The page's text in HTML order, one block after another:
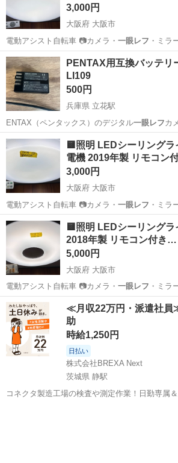
3,000円
大阪府 大阪市
電動アシスト自転車 📷カメラ・ 一眼レフ ・ミラ
コン…
大阪 大阪市 照明器具 シーリングラ
PENTAX用互換バッテリ
LI109
500円
兵庫県 立花駅
ENTAX（ペンタックス）のデジタル一眼レフ カ
ROWA JA…
兵庫 尼崎市 立花駅 JAPAN
🟨照明 LEDシーリング
電機 2019年製 リモコン
3,000円
大阪府 大阪市
電動アシスト自転車 📷カメラ・ 一眼レフ ・ミラ
コン…
大阪 大阪市 家電 シーリングライト
🟨照明 LEDシーリング
2018年製 リモコン付き…
5,000円
大阪府 大阪市
電動アシスト自転車 📷カメラ・ 一眼レフ ・ミラ
コン…
大阪 大阪市 家電 TIGER
≪月収22万円・派遣社員
助
時給1,250円
日払い
株式会社BREXA Next
茨城県 静駅
コネクタ製造工場の検査や測定作業！日勤専属